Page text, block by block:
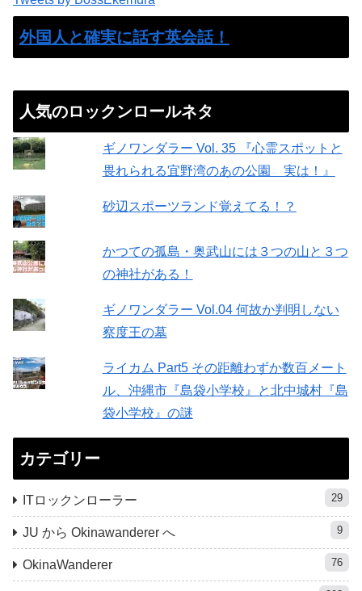
外国人と確実に話す英会話！
人気のロックンロールネタ
ギノワンダラー Vol. 35 『心霊スポットと
畏れられる宜野湾のあの公園 実は！』
砂辺スポーツランド覚えてる！？
かつての孤島・奥武山には３つの山と３つ
の神社がある！
ギノワンダラー Vol.04 何故か判明しない
察度王の墓
ライカム Part5 その距離わずか数百メート
ル、沖縄市『島袋小学校』と北中城村『島
袋小学校』の謎
カテゴリー
ITロックンローラー 29
JU から Okinawanderer へ 9
OkinaWanderer 76